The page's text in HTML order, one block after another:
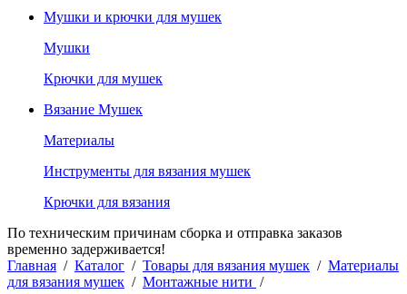
Мушки и крючки для мушек
Мушки
Крючки для мушек
Вязание Мушек
Материалы
Инструменты для вязания мушек
Крючки для вязания
По техническим причинам сборка и отправка заказов
временно задерживается!
Главная / Каталог / Товары для вязания мушек / Материалы
для вязания мушек / Монтажные нити /